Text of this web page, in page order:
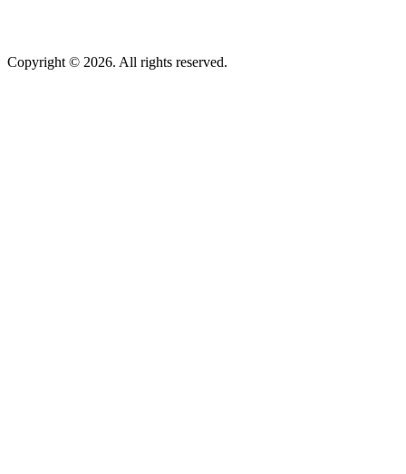
Copyright © 2026. All rights reserved.